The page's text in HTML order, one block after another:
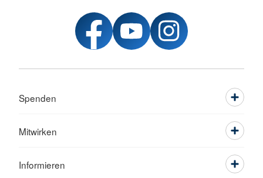
Spenden
Mitwirken
Informieren